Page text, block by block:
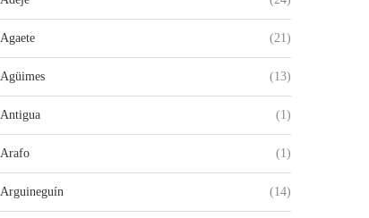
Agaete (21)
Agüimes (13)
Antigua (1)
Arafo (1)
Arguineguín (14)